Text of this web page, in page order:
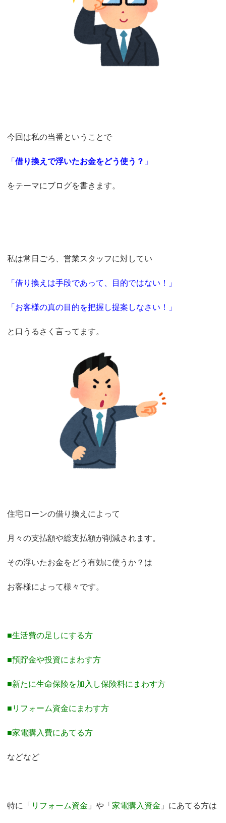
今回は私の当番ということで
「借り換えで浮いたお金をどう使う？ 」
をテーマにブログを書きます。
私は常日ごろ、営業スタッフに対してい
「借り換えは手段であって、目的ではない！」
「お客様の真の目的を把握し提案しなさい！」
と口うるさく言ってます。
住宅ローンの借り換えによって
月々の支払額や総支払額が削減されます。
その浮いたお金をどう有効に使うか？は
お客様によって様々です。
■生活費の足しにする方
■預貯金や投資にまわす方
■新たに生命保険を加入し保険料にまわす方
■リフォーム資金にまわす方
■家電購入費にあてる方
などなど
特に「 リフォーム資金 」や「家電購入資金 」にあてる方は